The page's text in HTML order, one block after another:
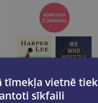
tīmekļa vietnē tiek
sīkfaili